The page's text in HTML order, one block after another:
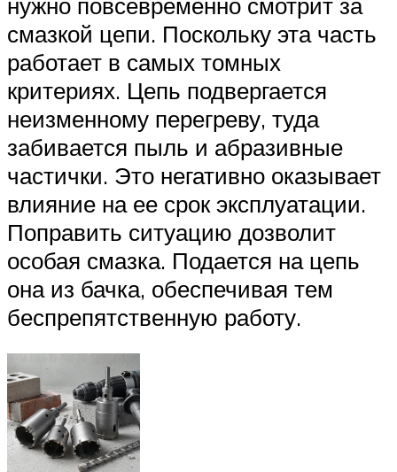
смазкой цепи. Поскольку эта часть
работает в самых томных
критериях. Цепь подвергается
неизменному перегреву, туда
забивается пыль и абразивные
частички. Это негативно оказывает
влияние на ее срок эксплуатации.
Поправить ситуацию дозволит
особая смазка. Подается на цепь
она из бачка, обеспечивая тем
беспрепятственную работу.